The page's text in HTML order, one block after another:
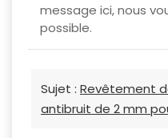
message ici, nous
possible.
Sujet : Revêtement
antibruit de 2 mm